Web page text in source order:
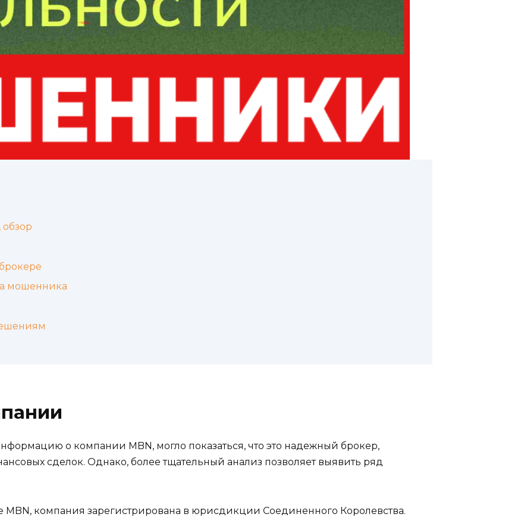
мошенника
о компании MBN, могло показаться, что это надежный брокер,
сделок. Однако, более тщательный анализ позволяет выявить ряд
компания зарегистрирована в юрисдикции Соединенного Королевства.